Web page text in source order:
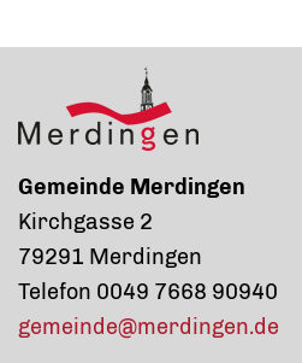
Gemeinde Merdingen
Kirchgasse 2
79291 Merdingen
Telefon 0049 7668 90940
gemeinde@merdingen.de